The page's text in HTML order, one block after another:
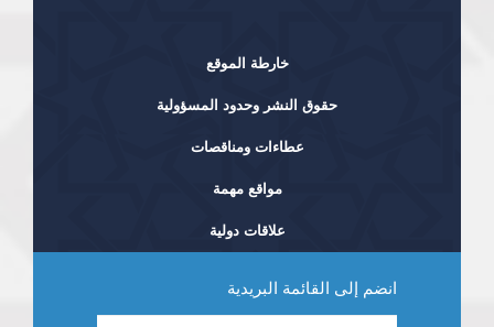
خارطة الموقع
حقوق النشر وحدود المسؤولية
عطاءات ومناقصات
مواقع مهمة
علاقات دولية
انضم إلى القائمة البريدية